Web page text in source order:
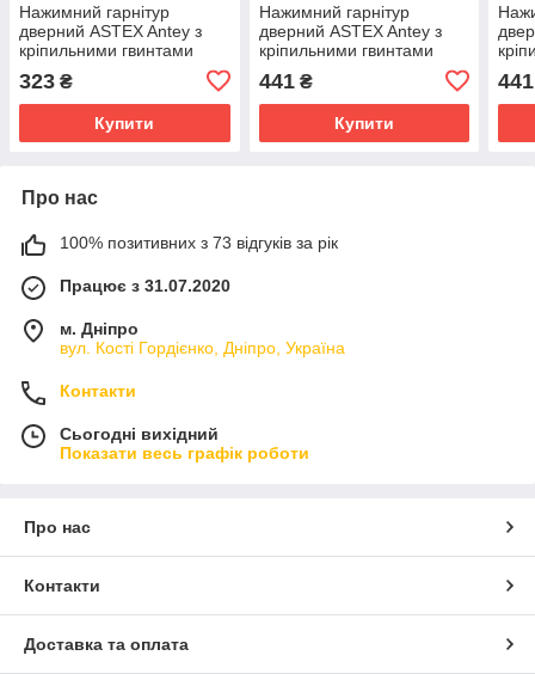
Нажимний гарнітур
дверний ASTEX Antey з
кріпильними гвинтами
DHS 92/26/16 колір білий
RAL 9016
323 ₴
Купити
Нажимний гарнітур
дверний ASTEX Antey з
кріпильними гвинтами
DHS 92/26/16 колір срібло
F1
441₴
Купити
441
Про нас
100% позитивних з 73 відгуків за рік
Працює з 31.07.2020
м. Дніпро
вул. Кості Гордієнко, Дніпро, Україна
Контакти
Сьогодні вихідний
Показати весь графік роботи
Про нас
Контакти
Доставка та оплата